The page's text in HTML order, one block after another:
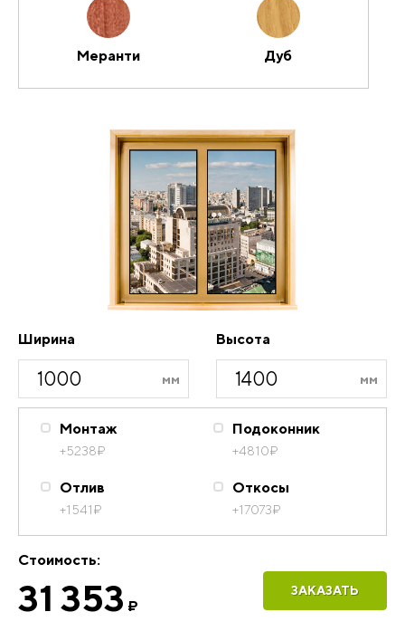
Меранти Дуб
Ширина Высота
Монтаж
+5238₽
Подоконник
+4810₽
Отлив
+1541₽
Откосы
+17073₽
Стоимость:
31 353 ₽
ЗАКАЗАТЬ